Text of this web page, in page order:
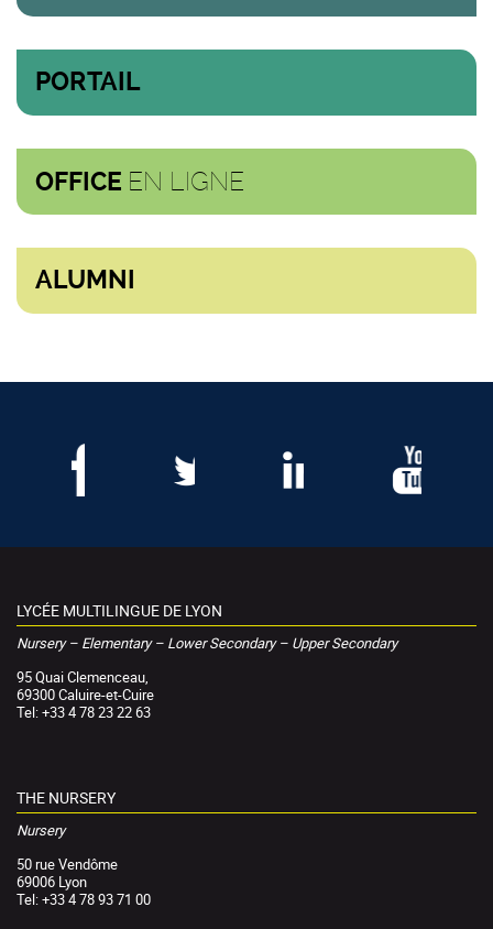
PORTAIL
OFFICE EN LIGNE
ALUMNI
LYCÉE MULTILINGUE DE LYON
Nursery – Elementary – Lower Secondary – Upper Secondary
95 Quai Clemenceau,
69300 Caluire-et-Cuire
Tel: +33 4 78 23 22 63
THE NURSERY
Nursery
50 rue Vendôme
69006 Lyon
Tel: +33 4 78 93 71 00